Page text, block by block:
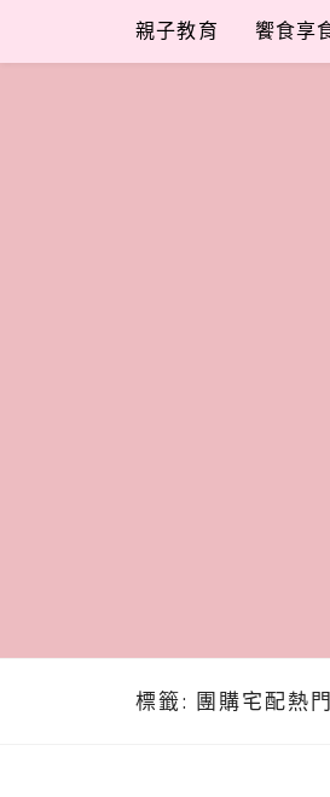
content
親子教育 饗食享
標籤: 團購宅配熱